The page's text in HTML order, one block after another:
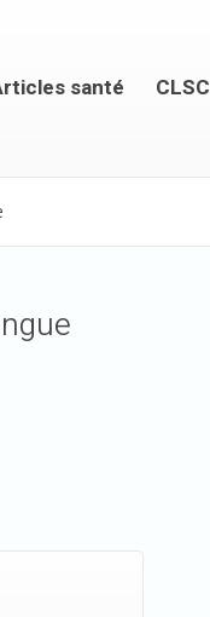
santé CLSC